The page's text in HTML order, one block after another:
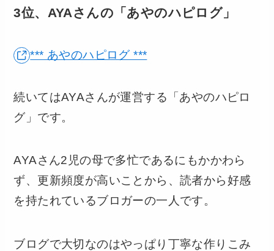
3位、AYAさんの「あやのハピログ」
*** あやのハピログ ***
続いてはAYAさんが運営する「あやのハピロ
グ」です。
AYAさん2児の母で多忙であるにもかかわら
ず、更新頻度が高いことから、読者から好感
を持たれているブロガーの一人です。
ブログで大切なのはやっぱり丁寧な作りこみ